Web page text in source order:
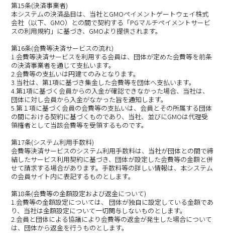
第15条(決済事業者)
本システムの決済品目は、当社とGMOペイメントゲートウェイ株式
会社（以下、GMO）との間で契約する「PGマルチペイメントサービ
スの利用規約」に基づき、GMOより提供されます。
第16条(会費等決済サービスの流れ)
1.会費等決済サービスを利用する会員は、団体が定めた会費等を前条
の決済事業者を通じて支払います。
2.会費等の支払いは円建てのみとなります。
3.当社は、第1項に基づき集金した会費等を団体へ支払います。
4.第1項に基づく会員からの入金が確認できなかった場合、当社は、
団体に対し会員から入金がなかった旨を通知します。
5.第１項に基づく会員の会費等の支払いは、会員とその所属する団体
の間における契約に基づくものであり、当社、並びにGMOは代理受
領権者として当該会費等を受領するものです。
第17条(システム利用手数料)
会費等決済サービスのシステム利用手数料は、当社が団体との間で締
結したサービス利用契約に基づき、団体が設定した会費等の金額と併
せて請求する場合があります。手数料等の詳しい情報は、本システム
の会員サイト内に表記するものとします。
第18条(会費等の金額設定および返金について)
1.会費等の金額設定については、 団体が独自に設定している金額であ
り、当社は金額設定について一切関与しないものとします。
2.会員と団体による協議により会費等の返金が発生した場合について
は、団体から返金を行うものとします。